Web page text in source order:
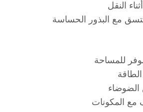
البذور الحساسة